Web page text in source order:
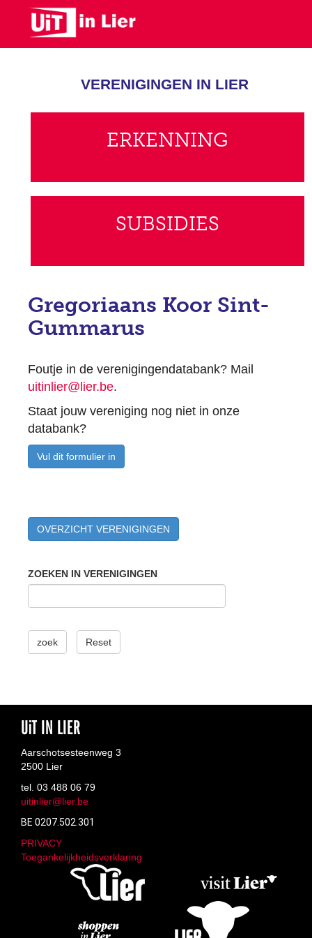
VERENIGINGEN IN LIER
ERKENNING
SUBSIDIES
Gregoriaans Koor Sint-
Gummarus
Foutje in de verenigingendatabank? Mail
uitinlier@lier.be.
Staat jouw vereniging nog niet in onze
databank?
Vul dit formulier in
OVERZICHT VERENIGINGEN
ZOEKEN IN VERENIGINGEN
zoek Reset
UiT IN LIER
Aarschotsesteenweg 3
2500 Lier
tel. 03 488 06 79
uitinlier@lier.be
BE 0207.502.301
PRIVACY
Toegankelijkheidsverklaring